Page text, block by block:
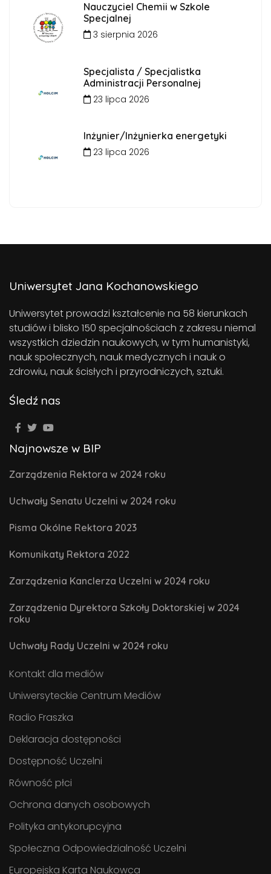
Nauczyciel Chemii w Szkole
Specjalnej
3 sierpnia 2026
Specjalista / Specjalistka
Administracji Personalnej
23 lipca 2026
Inżynier/Inżynierka energetyki
23 lipca 2026
Uniwersytet Jana Kochanowskiego
Uniwersytet prowadzi kształcenie na 58 kierunkach
studiów i blisko 150 specjalnościach z zakresu niemal
wszystkich dziedzin naukowych, w tym humanistyki,
nauk społecznych, nauk medycznych i nauk o
zdrowiu, nauk ścisłych i przyrodniczych, sztuki.
Śledź nas
Najnowsze w BIP
Zarządzenia Rektora w 2024 roku
Uchwały Senatu Uczelni w 2024 roku
Pisma Okólne Rektora 2023
Komunikaty Rektora 2022
Zarządzenia Kanclerza Uczelni w 2024 roku
Zarządzenia Dyrektora Szkoły Doktorskiej w 2024
roku
Uchwały Rady Uczelni w 2024 roku
Kontakt dla mediów
Uniwersyteckie Centrum Mediów
Radio Fraszka
Deklaracja dostępności
Dostępność Uczelni
Równość płci
Ochrona danych osobowych
Polityka antykorupcyjna
Społeczna Odpowiedzialność Uczelni
Europejska Karta Naukowca